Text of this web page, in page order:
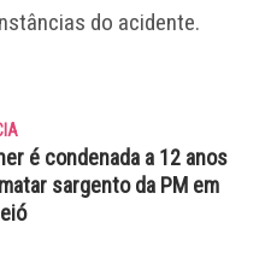
do acidente.
é condenada a 12 anos
sargento da PM em